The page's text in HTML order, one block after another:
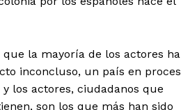
la mayoría de los actores
inconcluso, un país en
los actores, ciudadanos que
son los que más han sido